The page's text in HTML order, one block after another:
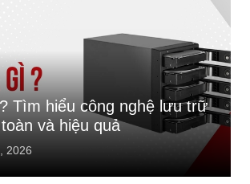
Tìm hiểu công nghệ lưu trữ
và hiệu quả
2026